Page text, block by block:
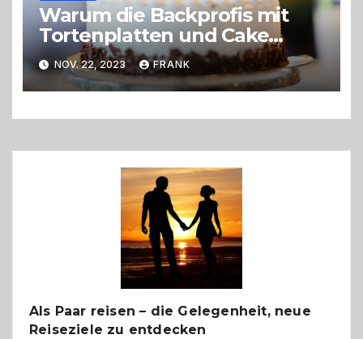
Warum die Backprofis mit
Tortenplatten und Cake
Boards arbeiten
NOV. 22, 2023 FRANK
Als Paar reisen – die Gelegenheit, neue
Reiseziele zu entdecken